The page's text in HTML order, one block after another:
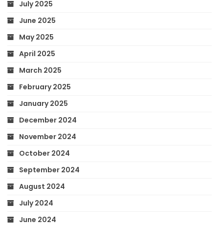
July 2025
June 2025
May 2025
April 2025
March 2025
February 2025
January 2025
December 2024
November 2024
October 2024
September 2024
August 2024
July 2024
June 2024